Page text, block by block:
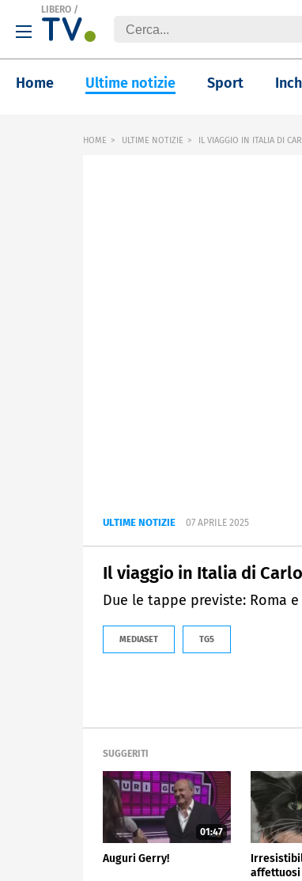
LIBERO /
Home Ultime notizie Sport
HOME ULTIME NOTIZIE IL VIAGGIO IN ITALIA DI
ULTIME NOTIZIE 07 APRILE 2025
Il viaggio in Italia di
Due le tappe previste: Roma e
MEDIASET TG5
SUGGERITI
01:47
Auguri Gerry!
affettuosi